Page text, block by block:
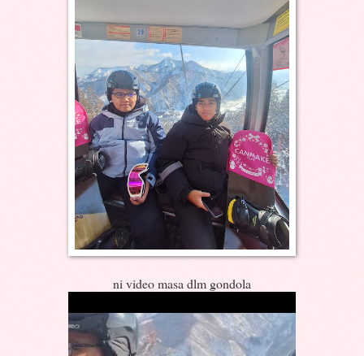
ni video masa dlm gondola